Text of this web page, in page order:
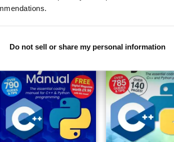
Do not sell or share my personal information